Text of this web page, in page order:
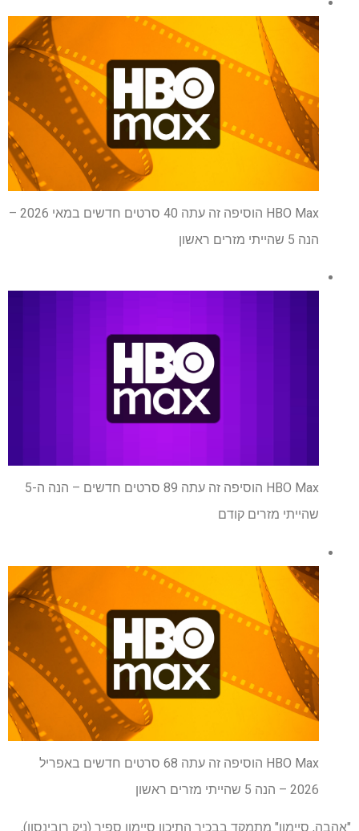
HBO Max הוסיפה זה עתה 40 סרטים חדשים במאי 2026 –
הנה 5 שהייתי מזרים ראשון
HBO Max הוסיפה זה עתה 89 סרטים חדשים – הנה ה-5
שהייתי מזרים קודם
HBO Max הוסיפה זה עתה 68 סרטים חדשים באפריל
2026 – הנה 5 שהייתי מזרים ראשון
"אהבה, סיימון" מתמקד בבכיר התיכון סיימון ספיר (ניק רובינסון),